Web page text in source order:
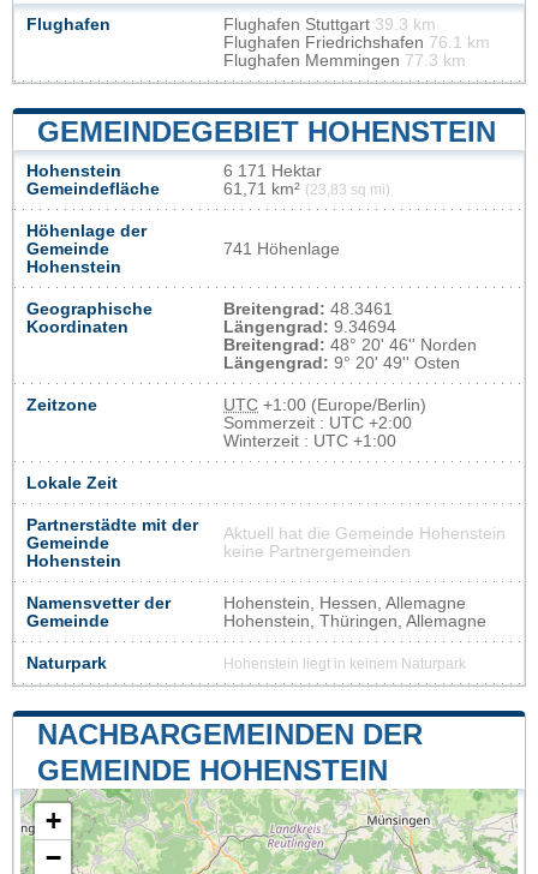
Flughafen Flughafen Stuttgart 39.3 km
Flughafen Friedrichshafen 76.1 km
Flughafen Memmingen 77.3 km
GEMEINDEGEBIET HOHENSTEIN
Hohenstein
Gemeindefläche
6 171 Hektar
61,71 km² (23,83 sq mi)
Höhenlage der
Gemeinde
Hohenstein
741 Höhenlage
Geographische
Koordinaten
Breitengrad: 48.3461
Längengrad: 9.34694
Breitengrad: 48° 20' 46'' Norden
Längengrad: 9° 20' 49'' Osten
Zeitzone UTC +1:00 (Europe/Berlin)
Sommerzeit : UTC +2:00
Winterzeit : UTC +1:00
Lokale Zeit
Partnerstädte mit der
Gemeinde
Hohenstein
Aktuell hat die Gemeinde Hohenstein
keine Partnergemeinden
Namensvetter der
Gemeinde
Hohenstein, Hessen, Allemagne
Hohenstein, Thüringen, Allemagne
Naturpark Hohenstein liegt in keinem Naturpark
NACHBARGEMEINDEN DER
GEMEINDE HOHENSTEIN
+
−